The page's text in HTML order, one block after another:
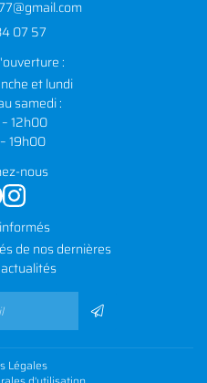
07 57
:
et lundi
samedi :
12h00
19h00
nous
de nos dernières
Légales